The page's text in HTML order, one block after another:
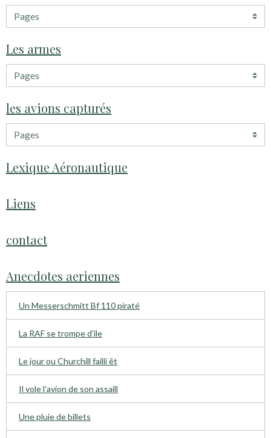
Les armes
les avions capturés
Lexique Aéronautique
Liens
contact
Anecdotes aeriennes
Un Messerschmitt Bf 110 piraté
La RAF se trompe d’ile
Le jour ou Churchill failli êt
Il vole l’avion de son assaill
Une pluie de billets